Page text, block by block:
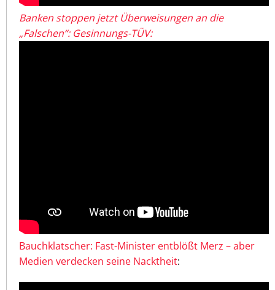
Banken stoppen jetzt Überweisungen an die
„Falschen“: Gesinnungs-TÜV:
Bauchklatscher: Fast-Minister entblößt Merz – aber
Medien verdecken seine Nacktheit: